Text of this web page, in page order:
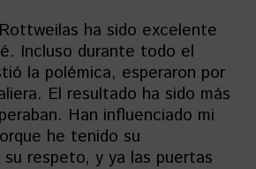
ha sido excelente
Incluso durante todo el
la polémica, esperaron por
El resultado ha sido más
Han influenciado mi
he tenido su
respeto, y ya las puertas